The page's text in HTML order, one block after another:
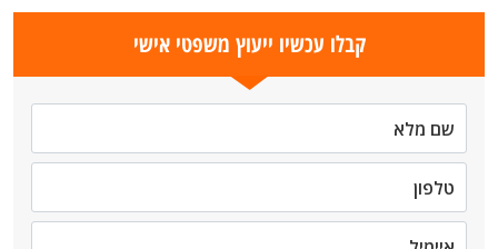
קבלו עכשיו ייעוץ משפטי אישי